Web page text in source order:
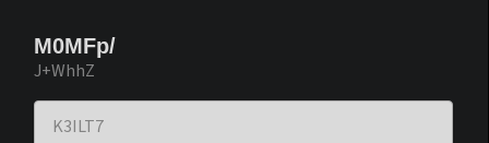
M0MFp/
J+WhhZ